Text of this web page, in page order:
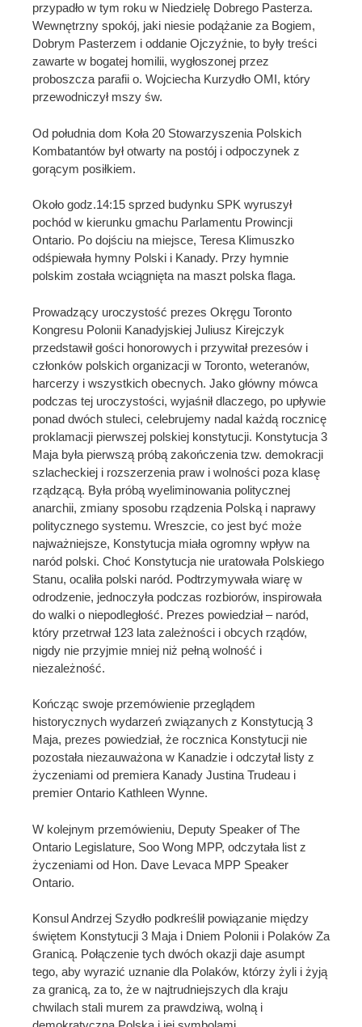
przypadło w tym roku w Niedzielę Dobrego Pasterza.
Wewnętrzny spokój, jaki niesie podążanie za Bogiem,
Dobrym Pasterzem i oddanie Ojczyźnie, to były treści
zawarte w bogatej homilii, wygłoszonej przez
proboszcza parafii o. Wojciecha Kurzydło OMI, który
przewodniczył mszy św.
Od południa dom Koła 20 Stowarzyszenia Polskich
Kombatantów był otwarty na postój i odpoczynek z
gorącym posiłkiem.
Około godz.14:15 sprzed budynku SPK wyruszył
pochód w kierunku gmachu Parlamentu Prowincji
Ontario. Po dojściu na miejsce, Teresa Klimuszko
odśpiewała hymny Polski i Kanady. Przy hymnie
polskim została wciągnięta na maszt polska flaga.
Prowadzący uroczystość prezes Okręgu Toronto
Kongresu Polonii Kanadyjskiej Juliusz Kirejczyk
przedstawił gości honorowych i przywitał prezesów i
członków polskich organizacji w Toronto, weteranów,
harcerzy i wszystkich obecnych. Jako główny mówca
podczas tej uroczystości, wyjaśnił dlaczego, po upływie
ponad dwóch stuleci, celebrujemy nadal każdą rocznicę
proklamacji pierwszej polskiej konstytucji. Konstytucja 3
Maja była pierwszą próbą zakończenia tzw. demokracji
szlacheckiej i rozszerzenia praw i wolności poza klasę
rządzącą. Była próbą wyeliminowania politycznej
anarchii, zmiany sposobu rządzenia Polską i naprawy
politycznego systemu. Wreszcie, co jest być może
najważniejsze, Konstytucja miała ogromny wpływ na
naród polski. Choć Konstytucja nie uratowała Polskiego
Stanu, ocaliła polski naród. Podtrzymywała wiarę w
odrodzenie, jednoczyła podczas rozbiorów, inspirowała
do walki o niepodległość. Prezes powiedział – naród,
który przetrwał 123 lata zależności i obcych rządów,
nigdy nie przyjmie mniej niż pełną wolność i
niezależność.
Kończąc swoje przemówienie przeglądem
historycznych wydarzeń związanych z Konstytucją 3
Maja, prezes powiedział, że rocznica Konstytucji nie
pozostała niezauważona w Kanadzie i odczytał listy z
życzeniami od premiera Kanady Justina Trudeau i
premier Ontario Kathleen Wynne.
W kolejnym przemówieniu, Deputy Speaker of The
Ontario Legislature, Soo Wong MPP, odczytała list z
życzeniami od Hon. Dave Levaca MPP Speaker
Ontario.
Konsul Andrzej Szydło podkreślił powiązanie między
świętem Konstytucji 3 Maja i Dniem Polonii i Polaków Za
Granicą. Połączenie tych dwóch okazji daje asumpt
tego, aby wyrazić uznanie dla Polaków, którzy żyli i żyją
za granicą, za to, że w najtrudniejszych dla kraju
chwilach stali murem za prawdziwą, wolną i